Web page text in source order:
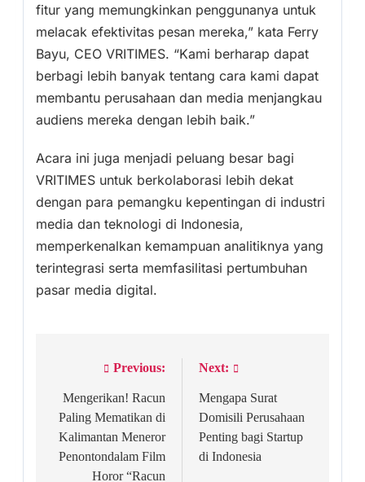
fitur yang memungkinkan penggunanya untuk
melacak efektivitas pesan mereka,” kata Ferry
Bayu, CEO VRITIMES. “Kami berharap dapat
berbagi lebih banyak tentang cara kami dapat
membantu perusahaan dan media menjangkau
audiens mereka dengan lebih baik.”
Acara ini juga menjadi peluang besar bagi
VRITIMES untuk berkolaborasi lebih dekat
dengan para pemangku kepentingan di industri
media dan teknologi di Indonesia,
memperkenalkan kemampuan analitiknya yang
terintegrasi serta memfasilitasi pertumbuhan
pasar media digital.
navigation
Previous:
Mengerikan! Racun
Paling Mematikan di
Kalimantan Meneror
Penontondalam Film
Horor “Racun
Next:
Mengapa Surat
Domisili Perusahaan
Penting bagi Startup
di Indonesia